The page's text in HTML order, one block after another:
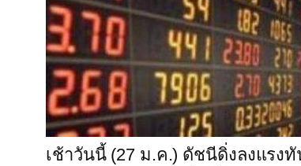
เช้าวันนี้ (27 ม.ค.) ดัชนีดิ่งลงแรง